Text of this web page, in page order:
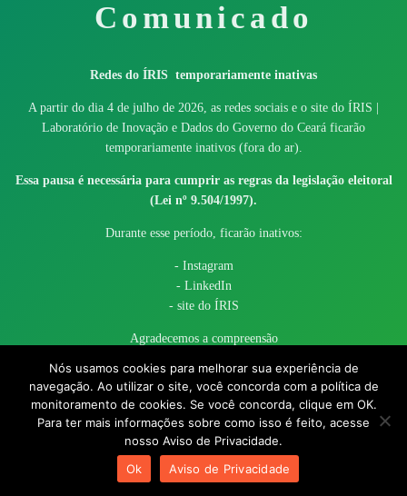
Comunicado
Redes do ÍRIS temporariamente inativas
A partir do dia 4 de julho de 2026, as redes sociais e o site do ÍRIS |
Laboratório de Inovação e Dados do Governo do Ceará ficarão
temporariamente inativos (fora do ar).
Essa pausa é necessária para cumprir as regras da legislação eleitoral
(Lei nº 9.504/1997).
Durante esse período, ficarão inativos:
- Instagram
- LinkedIn
- site do ÍRIS
Agradecemos a compreensão
© 2017 - 2026 – Governo do Estado do Ceará todos os direitos
reservados
Nós usamos cookies para melhorar sua experiência de
navegação. Ao utilizar o site, você concorda com a política de
monitoramento de cookies. Se você concorda, clique em OK.
Para ter mais informações sobre como isso é feito, acesse
nosso Aviso de Privacidade.
Ok
Aviso de Privacidade